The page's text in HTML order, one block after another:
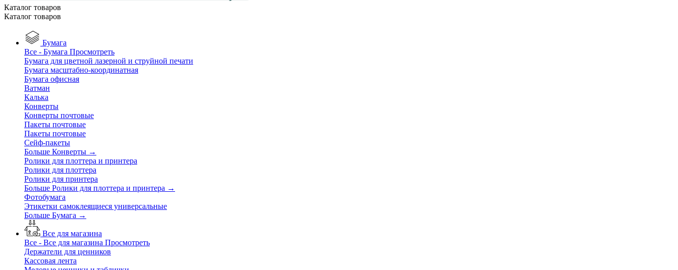
Каталог товаров
Каталог товаров
Бумага
Все - Бумага Просмотреть
Бумага для цветной лазерной и струйной печати
Бумага масштабно-координатная
Бумага офисная
Ватман
Калька
Конверты
Конверты почтовые
Пакеты почтовые
Пакеты почтовые
Сейф-пакеты
Больше Конверты →
Ролики для плоттера и принтера
Ролики для плоттера
Ролики для принтера
Больше Ролики для плоттера и принтера →
Фотобумага
Этикетки самоклеящиеся универсальные
Больше Бумага →
Все для магазина
Все - Все для магазина Просмотреть
Держатели для ценников
Кассовая лента